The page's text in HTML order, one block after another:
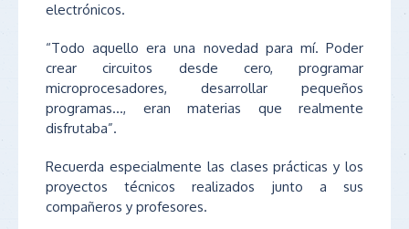
electrónicos.
“Todo aquello era una novedad para mí. Poder
crear circuitos desde cero, programar
microprocesadores, desarrollar pequeños
programas…, eran materias que realmente
disfrutaba”.
Recuerda especialmente las clases prácticas y los
proyectos técnicos realizados junto a sus
compañeros y profesores.